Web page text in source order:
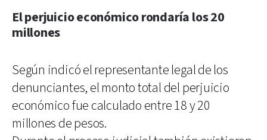
El perjuicio económico rondaría los 20
millones
Según indicó el representante legal de los
denunciantes, el monto total del perjuicio
económico fue calculado entre 18 y 20
millones de pesos.